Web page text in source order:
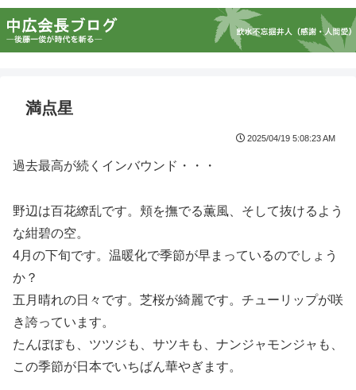
満点星
2025/04/19 5:08:23 AM
過去最高が続くインバウンド・・・
野辺は百花繚乱です。頬を撫でる薫風、そして抜けるよう
な紺碧の空。
4月の下旬です。温暖化で季節が早まっているのでしょう
か？
五月晴れの日々です。芝桜が綺麗です。チューリップが咲
き誇っています。
たんぽぽも、ツツジも、サツキも、ナンジャモンジャも、
この季節が日本でいちばん華やぎます。